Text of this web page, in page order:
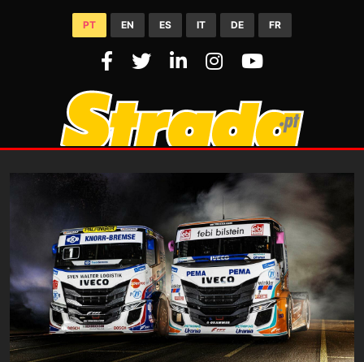
PT EN ES IT DE FR